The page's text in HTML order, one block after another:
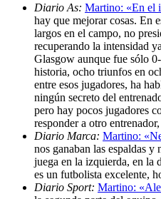
Diario As: Martino: «En el
hay que mejorar cosas. En
largos en el campo, no
recuperando la intensidad
Glasgow aunque fue sólo
historia, ocho triunfos en
entre esos jugadores, ha
ningún secreto del
pero hay pocos jugadores
responder a otro
Diario Marca: Martino:
nos ganaban las espaldas
juega en la izquierda, en la
es un futbolista excelente,
Diario Sport: Martino: